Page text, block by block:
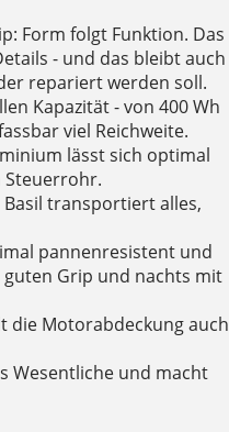
Form folgt Funktion. Das
- und das bleibt auch
repariert werden soll.
Kapazität - von 400 Wh
viel Reichweite.
lässt sich optimal
Steuerrohr.
transportiert alles,
pannenresistent und
Grip und nachts mit
die Motorabdeckung auch
Wesentliche und macht